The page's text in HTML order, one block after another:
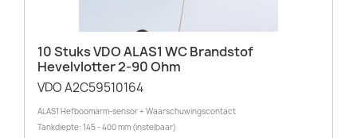
10 Stuks VDO ALAS1 WC Brandstof
Hevelvlotter 2-90 Ohm
VDO A2C59510164
ALAS1 Hefboomarm-sensor + Waarschuwingscontact
Tankdiepte: 145 - 400 mm (instelbaar)